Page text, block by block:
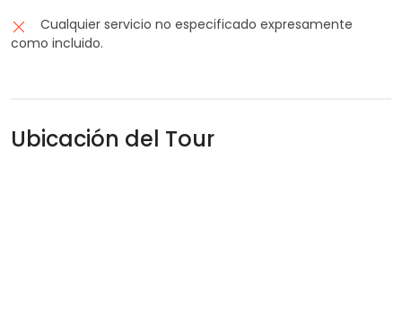
Cualquier servicio no especificado expresamente
como incluido.
Ubicación del Tour